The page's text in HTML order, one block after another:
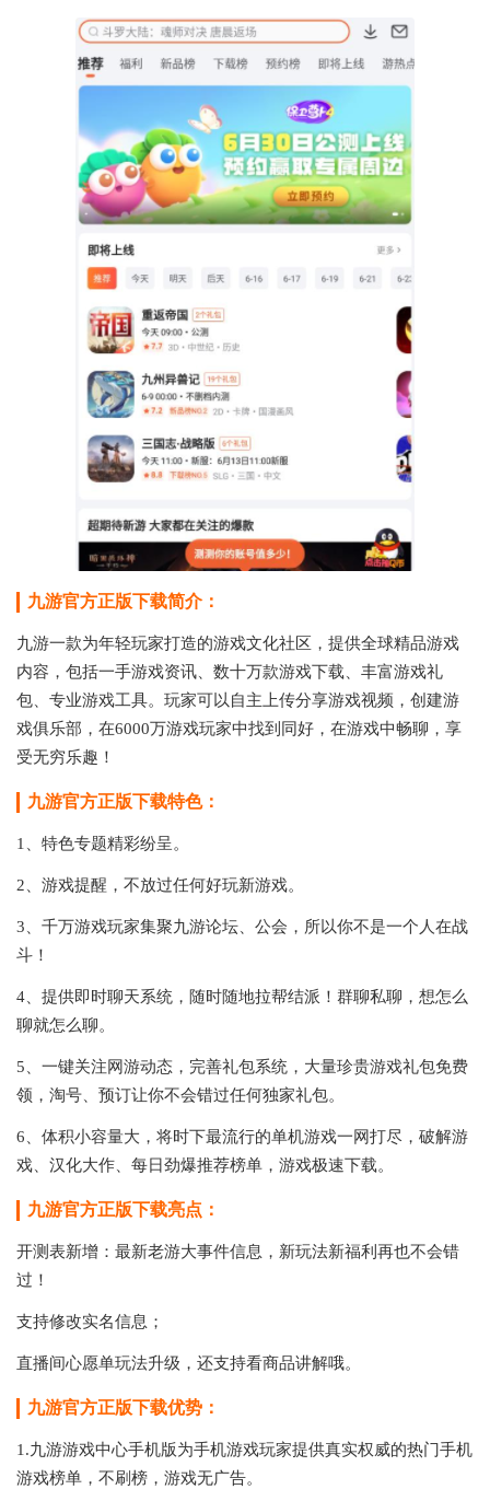
九游官方正版下载简介：
九游一款为年轻玩家打造的游戏文化社区，提供全球精品游戏
内容，包括一手游戏资讯、数十万款游戏下载、丰富游戏礼
包、专业游戏工具。玩家可以自主上传分享游戏视频，创建游
戏俱乐部，在6000万游戏玩家中找到同好，在游戏中畅聊，享
受无穷乐趣！
九游官方正版下载特色：
1、特色专题精彩纷呈。
2、游戏提醒，不放过任何好玩新游戏。
3、千万游戏玩家集聚九游论坛、公会，所以你不是一个人在战
斗！
4、提供即时聊天系统，随时随地拉帮结派！群聊私聊，想怎么
聊就怎么聊。
5、一键关注网游动态，完善礼包系统，大量珍贵游戏礼包免费
领，淘号、预订让你不会错过任何独家礼包。
6、体积小容量大，将时下最流行的单机游戏一网打尽，破解游
戏、汉化大作、每日劲爆推荐榜单，游戏极速下载。
九游官方正版下载亮点：
开测表新增：最新老游大事件信息，新玩法新福利再也不会错
过！
支持修改实名信息；
直播间心愿单玩法升级，还支持看商品讲解哦。
九游官方正版下载优势：
1.九游游戏中心手机版为手机游戏玩家提供真实权威的热门手机
游戏榜单，不刷榜，游戏无广告。